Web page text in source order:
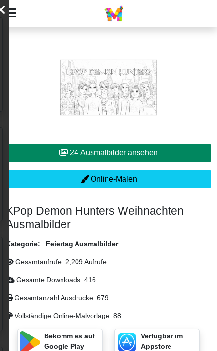
24 Ausmalbilder ansehen
Online-Malen
KPop Demon Hunters Weihnachten
Ausmalbilder
Kategorie: Feiertag Ausmalbilder
Gesamtaufrufe: 2,209 Aufrufe
Gesamte Downloads: 416
Gesamtanzahl Ausdrucke: 679
Vollständige Online-Malvorlage: 88
Bekomm es auf
Google Play
Verfügbar im
Appstore